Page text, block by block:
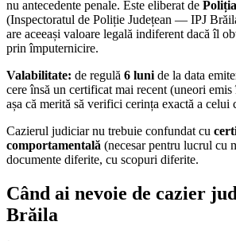
nu antecedente penale. Este eliberat de
(Inspectoratul de Poliție Județean — IPJ
are aceeași valoare legală indiferent dacă îl
prin împuternicire.
Valabilitate: de regulă 6 luni de la data
cere însă un certificat mai recent (uneori
așa că merită să verifici cerința exactă a celui
Cazierul judiciar nu trebuie confundat cu
comportamentală (necesar pentru lucrul
documente diferite, cu scopuri diferite.
Când ai nevoie de cazier
Brăila